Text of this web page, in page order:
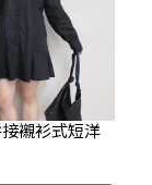
襯衫式短洋